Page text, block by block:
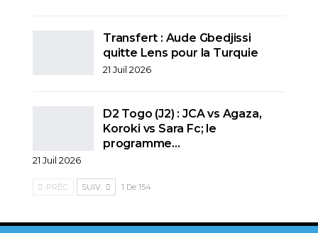
Transfert : Aude Gbedjissi
quitte Lens pour la Turquie
21 Juil 2026
D2 Togo (J2) : JCA vs Agaza,
Koroki vs Sara Fc; le
programme…
21 Juil 2026
PRÉC. SUIV. 1 De 154